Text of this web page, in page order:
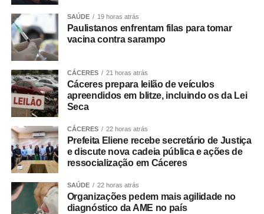
600 milhões.
Quem tem direito ao Abono
Salarial
Tem direito ao benefício o trabalhador que:
• Está inscrito no Pis/Pasep há pelo menos cinco anos;
• Trabalhou com carteira assinada por no mínimo 30 dias
em 2024;
• Recebeu remuneração média mensal de até R$ 2.766
no ano-base;
SAÚDE 19 horas atrás
Paulistanos enfrentam filas para tomar
vacina contra sarampo
CÁCERES 21 horas atrás
Cáceres prepara leilão de veículos
apreendidos em blitze, incluindo os da Lei
Seca
CÁCERES 22 horas atrás
Prefeita Eliene recebe secretário de Justiça
e discute nova cadeia pública e ações de
ressocialização em Cáceres
SAÚDE 22 horas atrás
Organizações pedem mais agilidade no
diagnóstico da AME no país